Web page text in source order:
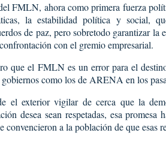
FMLN, ahora como primera fuerza
la estabilidad política y social,
de paz, pero sobretodo garantizar la
con el gremio empresarial.
que el FMLN es un error para el
como los de ARENA en los
el exterior vigilar de cerca que la
desea sean respetadas, esa
a la población de que esas